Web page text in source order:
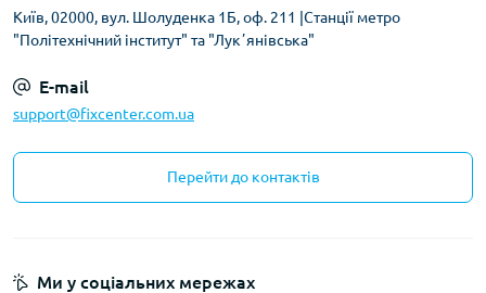
Київ, 02000, вул. Шолуденка 1Б, оф. 211 |Станції метро
"Політехнічний інститут" та "Лукʼянівська"
E-mail
support@fixcenter.com.ua
Перейти до контактів
Ми у соціальних мережах